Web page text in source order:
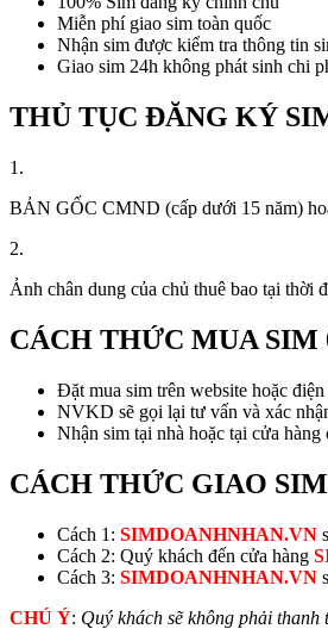
Miễn phí giao sim toàn quốc
Nhận sim được kiểm tra thông tin
Giao sim 24h không phát sinh chi
THỦ TỤC ĐĂNG KÝ
1.
BẢN GỐC CMND (cấp dưới 15 năm)
2.
Ảnh chân dung của chủ thuê bao tại thời
CÁCH THỨC MUA SIM
Đặt mua sim trên website hoặc
NVKD sẽ gọi lại tư vấn và xác
Nhận sim tại nhà hoặc tại cửa
CÁCH THỨC GIAO SIM
Cách 1: SIMDOANHNHAN.VN
Cách 2: Quý khách đến cửa hàng
Cách 3: SIMDOANHNHAN.VN
CHÚ Ý: Quý khách sẽ không phải